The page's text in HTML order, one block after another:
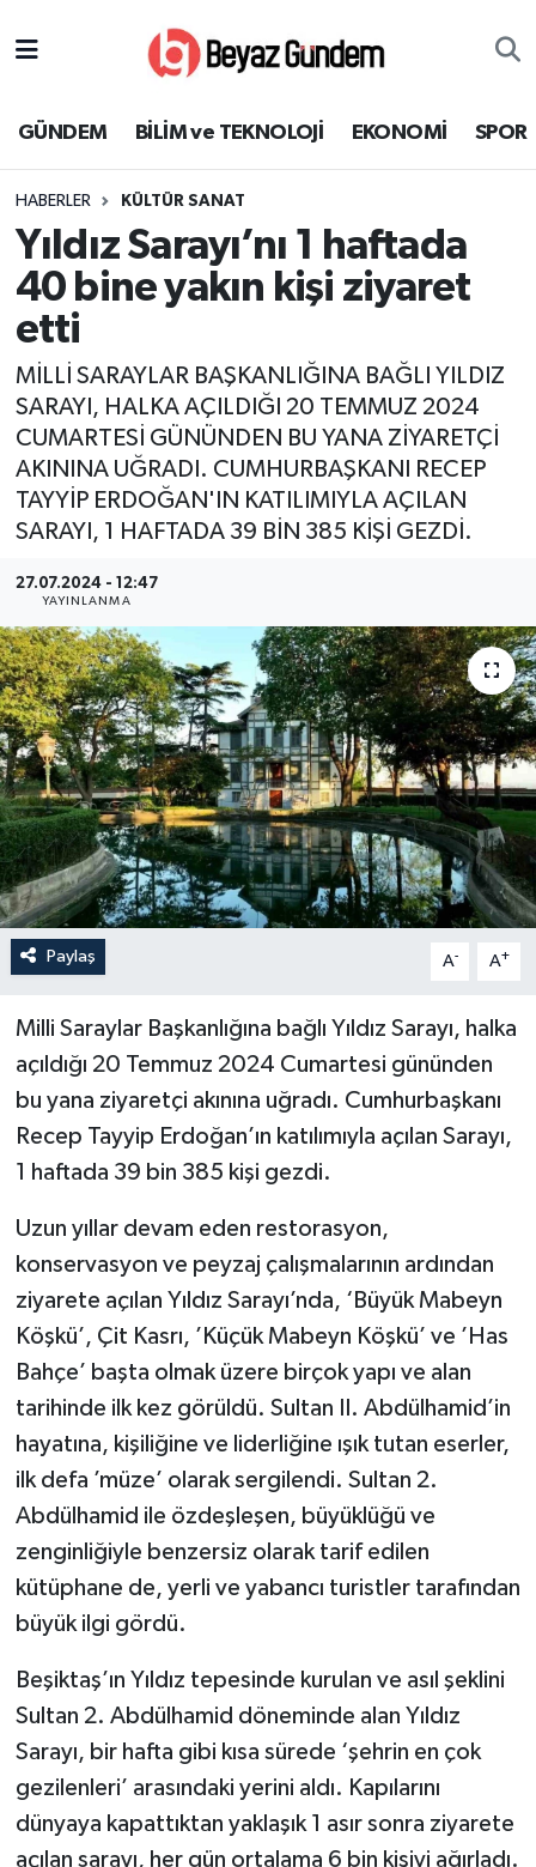
GÜNDEM BİLİM ve TEKNOLOJİ EKONOMİ SPOR
HABERLER KÜLTÜR SANAT
Yıldız Sarayı’nı 1 haftada
40 bine yakın kişi ziyaret
etti
MİLLİ SARAYLAR BAŞKANLIĞINA BAĞLI YILDIZ
SARAYI, HALKA AÇILDIĞI 20 TEMMUZ 2024
CUMARTESİ GÜNÜNDEN BU YANA ZİYARETÇİ
AKININA UĞRADI. CUMHURBAŞKANI RECEP
TAYYİP ERDOĞAN'IN KATILIMIYLA AÇILAN
SARAYI, 1 HAFTADA 39 BİN 385 KİŞİ GEZDİ.
27.07.2024 - 12:47
YAYINLANMA
Paylaş A- A+
Milli Saraylar Başkanlığına bağlı Yıldız Sarayı, halka
açıldığı 20 Temmuz 2024 Cumartesi gününden
bu yana ziyaretçi akınına uğradı. Cumhurbaşkanı
Recep Tayyip Erdoğan’ın katılımıyla açılan Sarayı,
1 haftada 39 bin 385 kişi gezdi.
Uzun yıllar devam eden restorasyon,
konservasyon ve peyzaj çalışmalarının ardından
ziyarete açılan Yıldız Sarayı’nda, ‘Büyük Mabeyn
Köşkü’, Çit Kasrı, ’Küçük Mabeyn Köşkü’ ve ’Has
Bahçe’ başta olmak üzere birçok yapı ve alan
tarihinde ilk kez görüldü. Sultan II. Abdülhamid’in
hayatına, kişiliğine ve liderliğine ışık tutan eserler,
ilk defa ’müze’ olarak sergilendi. Sultan 2.
Abdülhamid ile özdeşleşen, büyüklüğü ve
zenginliğiyle benzersiz olarak tarif edilen
kütüphane de, yerli ve yabancı turistler tarafından
büyük ilgi gördü.
Beşiktaş’ın Yıldız tepesinde kurulan ve asıl şeklini
Sultan 2. Abdülhamid döneminde alan Yıldız
Sarayı, bir hafta gibi kısa sürede ‘şehrin en çok
gezilenleri’ arasındaki yerini aldı. Kapılarını
dünyaya kapattıktan yaklaşık 1 asır sonra ziyarete
açılan sarayı, her gün ortalama 6 bin kişiyi ağırladı.
EKONOMİ
SPOR
SAĞLIK
EĞİTİM
KÜLTÜR SANAT
MAGAZİN
YEREL
Süper Lig Puan Durumu ve Fikstür
Tüm Manşetler
Son Dakika Haberleri
Haber Arşivi